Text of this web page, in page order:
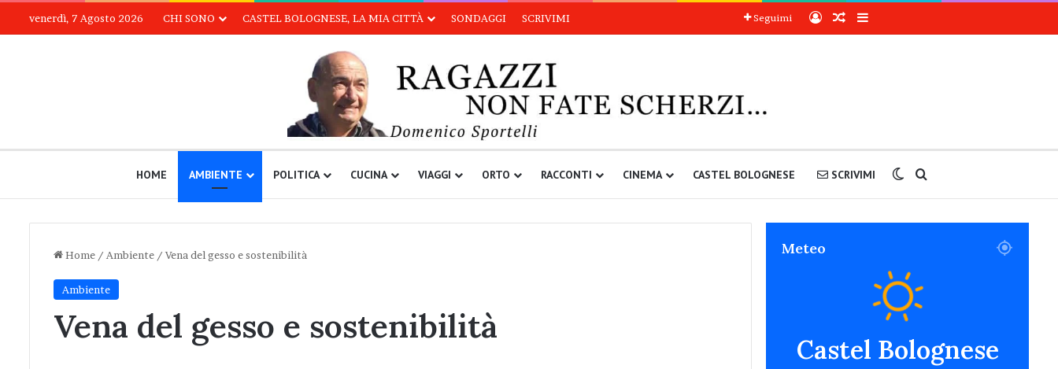
venerdì, 7 Agosto 2026 CHI SONO CASTEL BOLOGNESE, LA MIA CITTÀ SONDAGGI SCRIVIMI Seguimi AccediArticoli a sorpresa
Barra laterale
HOME AMBIENTE POLITICA CUCINA VIAGGI ORTO RACCONTI CINEMA CASTEL BOLOGNESE SCRIVIMI Cambia aspetto
Home / Ambiente / Vena del gesso e sostenibilità
Ambiente
Vena del gesso e sostenibilità
Meteo
Castel Bolognese